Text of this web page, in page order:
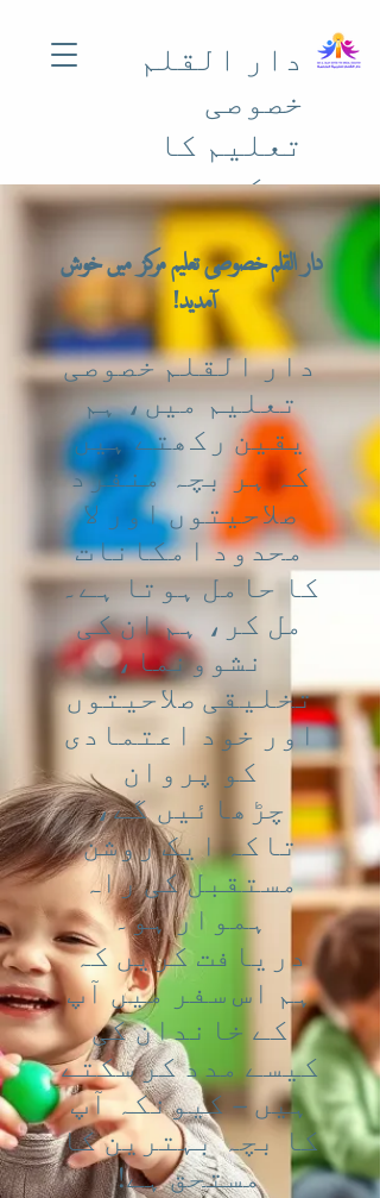
دار القلم
خصوصی
تعلیم کا
مرکز
دار القلم خصوصی تعلیم مرکز میں خوش
آمدید!
دار القلم خصوصی
تعلیم میں، ہم
یقین رکھتے ہیں
کہ ہر بچہ منفرد
صلاحیتوں اور لا
محدود امکانات
کا حامل ہوتا ہے۔
مل کر، ہم ان کی
نشوونما،
تخلیقی صلاحیتوں
اور خود اعتمادی
کو پروان
چڑھائیں گے،
تاکہ ایک روشن
مستقبل کی راہ
ہموار ہو۔
دریافت کریں کہ
ہم اس سفر میں آپ
کے خاندان کی
کیسے مدد کر سکتے
ہیں – کیونکہ آپ
کا بچہ بہترین کا
مستحق ہے!